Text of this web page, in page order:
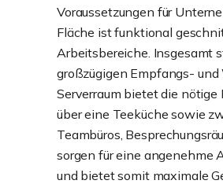
Voraussetzungen für
Fläche ist funktional
Arbeitsbereiche. Insgesamt
großzügigen Empfangs-
Serverraum bietet die
über eine Teeküche sowie
Teambüros,
sorgen für eine angenehme
und bietet somit maximale